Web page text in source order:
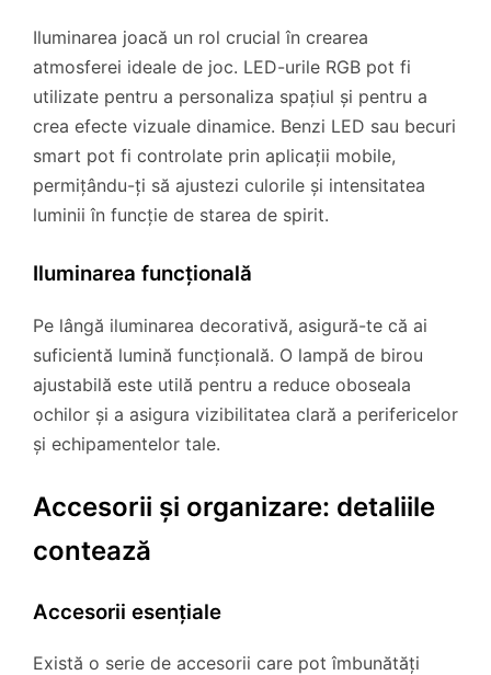
Iluminarea joacă un rol crucial în crearea
atmosferei ideale de joc. LED-urile RGB pot fi
utilizate pentru a personaliza spațiul și pentru a
crea efecte vizuale dinamice. Benzi LED sau becuri
smart pot fi controlate prin aplicații mobile,
permițându-ți să ajustezi culorile și intensitatea
luminii în funcție de starea de spirit.
Iluminarea funcțională
Pe lângă iluminarea decorativă, asigură-te că ai
suficientă lumină funcțională. O lampă de birou
ajustabilă este utilă pentru a reduce oboseala
ochilor și a asigura vizibilitatea clară a perifericelor
și echipamentelor tale.
Accesorii și organizare: detaliile
contează
Accesorii esențiale
Există o serie de accesorii care pot îmbunătăți